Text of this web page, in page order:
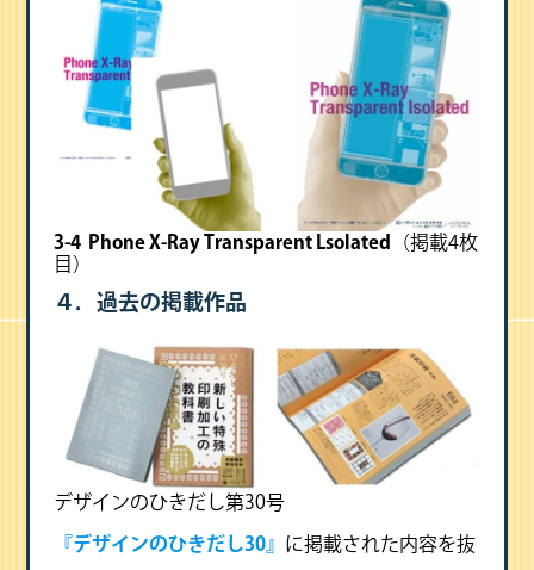
3-4 Phone X-Ray Transparent Lsolated
（掲載4枚
目）
４．過去の掲載作品
デザインのひきだし第30号
『デザインのひきだし30』 に掲載された内容を抜